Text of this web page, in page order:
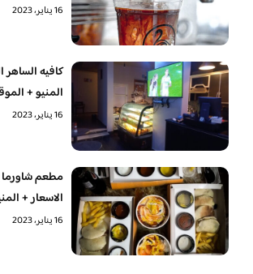
16 يناير، 2023
كافيه الساهر
المنيو +
16 يناير، 2023
مطعم شاورما
الاسعار +
16 يناير، 2023